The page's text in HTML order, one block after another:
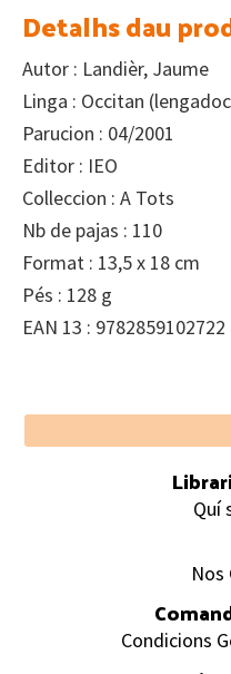
Detalhs dau
Autor : Landièr, Jaume
Linga : Occitan
Parucion : 04/2001
Editor : IEO
Colleccion : A Tots
Nb de pajas : 110
Format : 13,5 x 18 cm
Pés : 128 g
EAN 13 : 9782859102722
Footer
Quí
Condicions